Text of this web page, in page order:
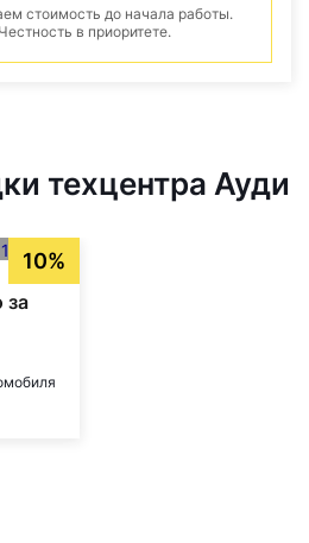
стоимость до начала работы.
Честность в приоритете.
техцентра Ауди
10%
за